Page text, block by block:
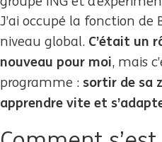
J’ai occupé la fonction de
niveau global. C’était un
nouveau pour moi, mais
programme : sortir de sa
apprendre vite et